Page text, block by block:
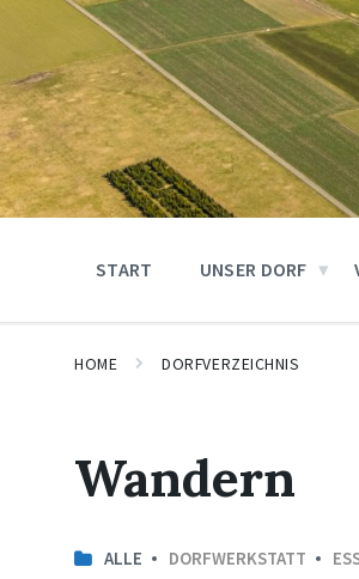
START UNSER DORF
HOME DORFVERZEICHNIS
Wandern
ALLE DORFWERKSTATT